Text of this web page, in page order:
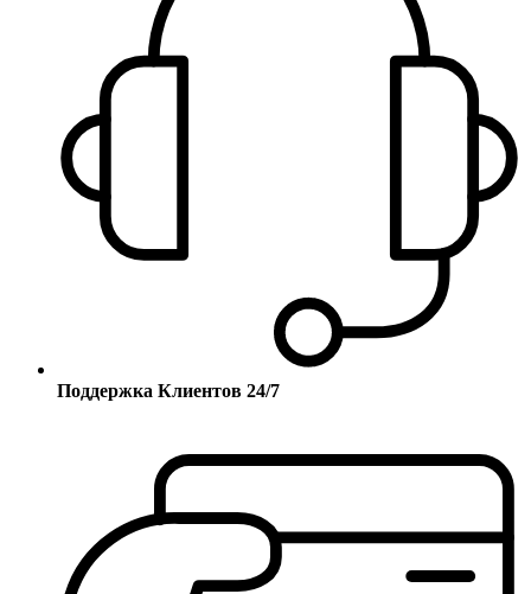
Поддержка Клиентов 24/7